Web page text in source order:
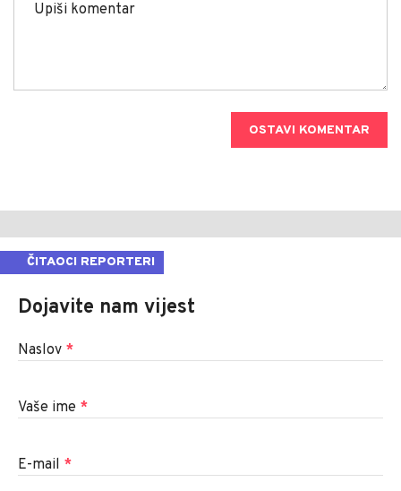
OSTAVI KOMENTAR
ČITAOCI REPORTERI
Dojavite nam vijest
Naslov *
Vaše ime *
E-mail *